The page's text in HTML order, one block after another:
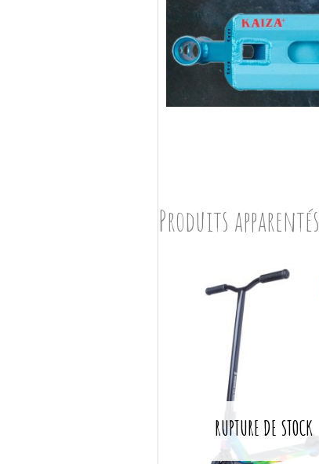
Produits apparentés
RUPTURE DE STOCK
Original
price
€ 114,95.
Current
price
is:
€ 92,95.